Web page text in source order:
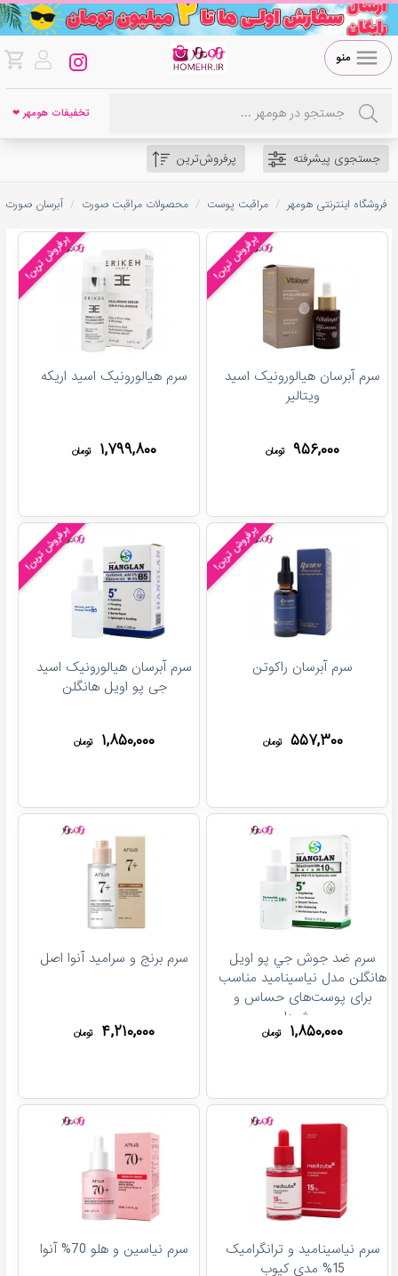
منو
تخفیفات هومهر ❤
جستجوی پیشرفته پرفروش‌ترین
فروشگاه اینترنتی هومهر / مراقبت پوست / محصولات مراقبت صورت / آبرسان صورت
پرفروش ترین!
سرم آبرسان هیالورونیک اسید
ویتالیر
۹۵۶,۰۰۰ تومان
پرفروش ترین!
سرم هیالورونیک اسید اریکه
۱,۷۹۹,۸۰۰ تومان
پرفروش ترین!
سرم آبرسان راکوتن
۵۵۷,۳۰۰ تومان
پرفروش ترین!
سرم آبرسان هیالورونیک اسید
جی پو اویل هانگلن
۱,۸۵۰,۰۰۰ تومان
سرم ضد جوش جي پو اويل
هانگلن مدل نیاسینامید مناسب
برای پوست‌های حساس و
جوش‌دار
۱,۸۵۰,۰۰۰ تومان
سرم برنج و سرامید آنوا اصل
۴,۲۱۰,۰۰۰ تومان
سرم نیاسینامید و ترانگرامیک
15% مدی کیوب
سرم نیاسین و هلو 70% آنوا